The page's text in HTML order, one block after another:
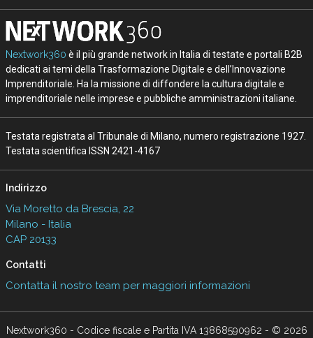
Nextwork360 è il più grande network in Italia di testate e portali B2B
dedicati ai temi della Trasformazione Digitale e dell’Innovazione
Imprenditoriale. Ha la missione di diffondere la cultura digitale e
imprenditoriale nelle imprese e pubbliche amministrazioni italiane.
Testata registrata al Tribunale di Milano, numero registrazione 1927.
Testata scientifica ISSN 2421-4167
Indirizzo
Via Moretto da Brescia, 22
Milano - Italia
CAP 20133
Contatti
Contatta il nostro team per maggiori informazioni
Nextwork360 - Codice fiscale e Partita IVA 13868590962 - © 2026